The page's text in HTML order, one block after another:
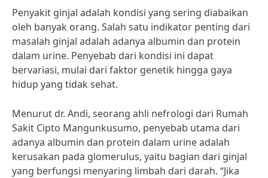
Penyakit ginjal adalah kondisi yang sering diabaikan
oleh banyak orang. Salah satu indikator penting dari
masalah ginjal adalah adanya albumin dan protein
dalam urine. Penyebab dari kondisi ini dapat
bervariasi, mulai dari faktor genetik hingga gaya
hidup yang tidak sehat.
Menurut dr. Andi, seorang ahli nefrologi dari Rumah
Sakit Cipto Mangunkusumo, penyebab utama dari
adanya albumin dan protein dalam urine adalah
kerusakan pada glomerulus, yaitu bagian dari ginjal
yang berfungsi menyaring limbah dari darah. “Jika